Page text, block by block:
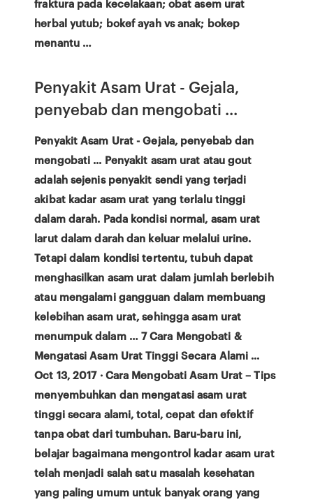
fraktura pada kecelakaan; obat asem urat
herbal yutub; bokef ayah vs anak; bokep
menantu …
Penyakit Asam Urat - Gejala,
penyebab dan mengobati ...
Penyakit Asam Urat - Gejala, penyebab dan
mengobati ... Penyakit asam urat atau gout
adalah sejenis penyakit sendi yang terjadi
akibat kadar asam urat yang terlalu tinggi
dalam darah. Pada kondisi normal, asam urat
larut dalam darah dan keluar melalui urine.
Tetapi dalam kondisi tertentu, tubuh dapat
menghasilkan asam urat dalam jumlah berlebih
atau mengalami gangguan dalam membuang
kelebihan asam urat, sehingga asam urat
menumpuk dalam … 7 Cara Mengobati &
Mengatasi Asam Urat Tinggi Secara Alami ...
Oct 13, 2017 · Cara Mengobati Asam Urat – Tips
menyembuhkan dan mengatasi asam urat
tinggi secara alami, total, cepat dan efektif
tanpa obat dari tumbuhan. Baru-baru ini,
belajar bagaimana mengontrol kadar asam urat
telah menjadi salah satu masalah kesehatan
yang paling umum untuk banyak orang yang